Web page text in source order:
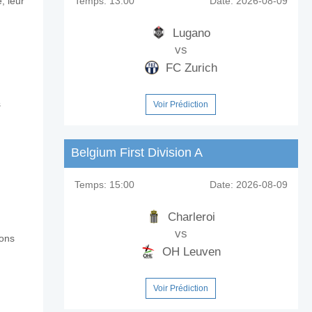
Lugano
vs
FC Zurich
Voir Prédiction
Belgium First Division A
Temps: 15:00 Date: 2026-08-09
Charleroi
vs
OH Leuven
Voir Prédiction